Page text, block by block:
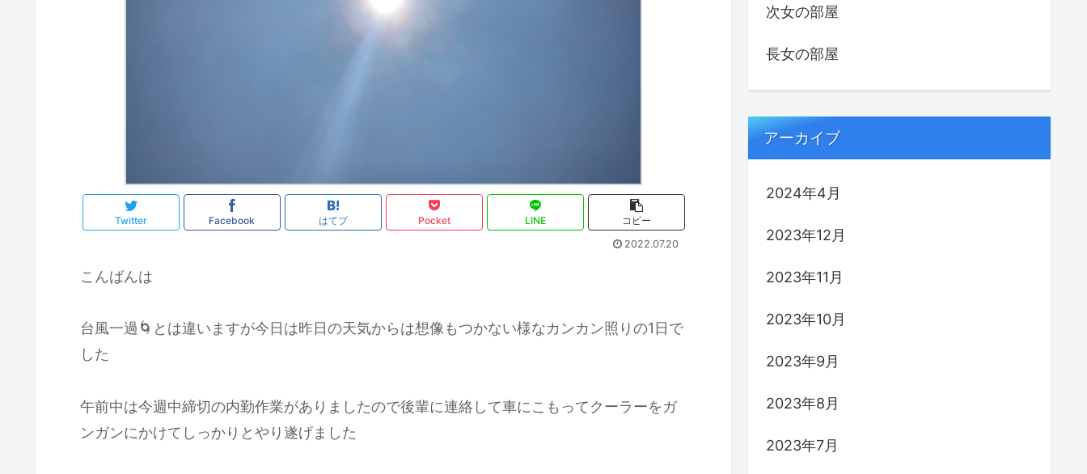
Twitter Facebook はてブ Pocket LINE
コピー
2022.07.20
こんばんは
台風一過🌀とは違いますが今日は昨日の天気からは想像もつかない様なカンカン照りの1日で
した
午前中は今週中締切の内勤作業がありましたので後輩に連絡して車にこもってクーラーをガ
ンガンにかけてしっかりとやり遂げました
次女の部屋
長女の部屋
アーカイブ
2024年4月
2023年12月
2023年11月
2023年10月
2023年9月
2023年8月
2023年7月